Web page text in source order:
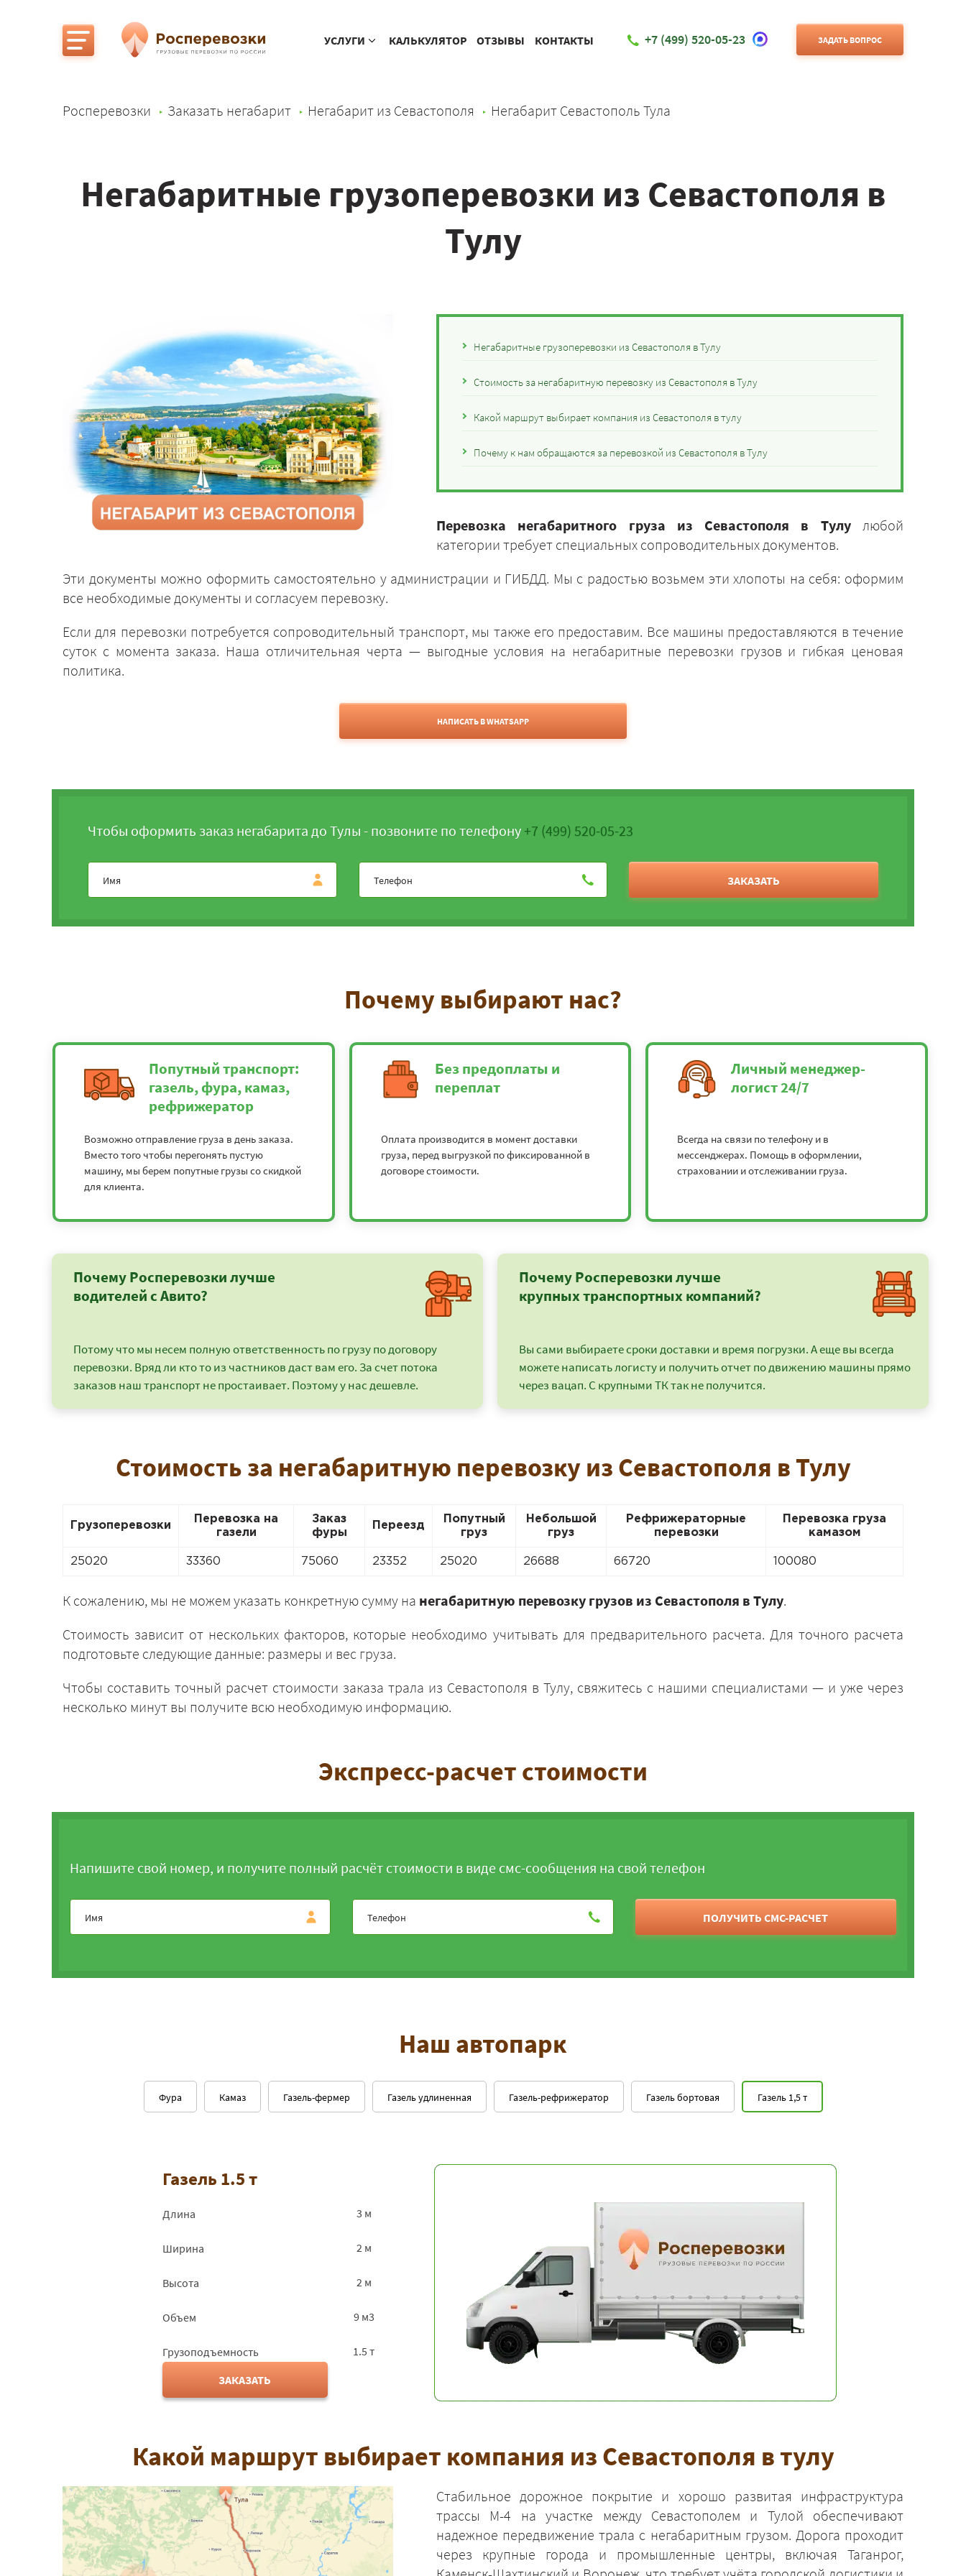
УСЛУГИ КАЛЬКУЛЯТОР ОТЗЫВЫ КОНТАКТЫ +7 (499) 520-05-23 ЗАДАТЬ ВОПРОС
Росперевозки Заказать негабарит Негабарит из Севастополя Негабарит Севастополь Тула
Негабаритные грузоперевозки из Севастополя в
Тулу
Негабаритные грузоперевозки из Севастополя в Тулу
Стоимость за негабаритную перевозку из Севастополя в Тулу
Какой маршрут выбирает компания из Севастополя в тулу
Почему к нам обращаются за перевозкой из Севастополя в Тулу
Перевозка негабаритного груза из Севастополя в Тулулюбой
категории требует специальных сопроводительных документов.
Эти документы можно оформить самостоятельно у администрации и ГИБДД. Мы с радостью возьмем эти хлопоты на себя: оформим
все необходимые документы и согласуем перевозку.
Если для перевозки потребуется сопроводительный транспорт, мы также его предоставим. Все машины предоставляются в течение
суток с момента заказа. Наша отличительная черта — выгодные условия на негабаритные перевозки грузов и гибкая ценовая
политика.
НАПИСАТЬ В WHATSAPP
Чтобы оформить заказ негабарита до Тулы - позвоните по телефону+7 (499) 520-05-23
ЗАКАЗАТЬ
Почему выбирают нас?
Попутный транспорт:
газель, фура, камаз,
рефрижератор
Возможно отправление груза в день заказа.
Вместо того чтобы перегонять пустую
машину, мы берем попутные грузы со скидкой
для клиента.
Без предоплаты и
переплат
Оплата производится в момент доставки
груза, перед выгрузкой по фиксированной в
договоре стоимости.
Личный менеджер-
логист 24/7
Всегда на связи по телефону и в
мессенджерах. Помощь в оформлении,
страховании и отслеживании груза.
Почему Росперевозки лучше
водителей с Авито?
Потому что мы несем полную ответственность по грузу по договору
перевозки. Вряд ли кто то из частников даст вам его. За счет потока
заказов наш транспорт не простаивает. Поэтому у нас дешевле.
Почему Росперевозки лучше
крупных транспортных компаний?
Вы сами выбираете сроки доставки и время погрузки. А еще вы всегда
можете написать логисту и получить отчет по движению машины прямо
через вацап. С крупными ТК так не получится.
Стоимость за негабаритную перевозку из Севастополя в Тулу
Грузоперевозки
Перевозка на
газели
Заказ
фуры
Переезд
Попутный
груз
Небольшой
груз
Рефрижераторные
перевозки
Перевозка груза
камазом
25020 33360 75060 23352 25020 26688 66720 100080
К сожалению, мы не можем указать конкретную сумму на негабаритную перевозку грузов из Севастополя в Тулу.
Стоимость зависит от нескольких факторов, которые необходимо учитывать для предварительного расчета. Для точного расчета
подготовьте следующие данные: размеры и вес груза.
Чтобы составить точный расчет стоимости заказа трала из Севастополя в Тулу, свяжитесь с нашими специалистами — и уже через
несколько минут вы получите всю необходимую информацию.
Экспресс-расчет стоимости
Напишите свой номер, и получите полный расчёт стоимости в виде смс-сообщения на свой телефон
ПОЛУЧИТЬ СМС-РАСЧЕТ
Наш автопарк
Газель 1,5 т
Газель удлиненная Газель бортовая
Газель-рефрижератор
Газель-фермер
Камаз
Фура
Газель 1.5 т
Длина 3 м
Ширина 2 м
Высота 2 м
Объем 9 м3
Грузоподъемность
1.5 т
ЗАКАЗАТЬ
Какой маршрут выбирает компания из Севастополя в тулу
Стабильное дорожное покрытие и хорошо развитая инфраструктура
трассы М-4 на участке между Севастополем и Тулой обеспечивают
надежное передвижение трала с негабаритным грузом. Дорога проходит
через крупные города и промышленные центры, включая Таганрог,
+7 (499) 520-05-23